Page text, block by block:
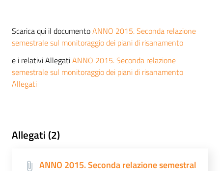
Scarica qui il documentoANNO 2015. Seconda relazione
semestrale sul monitoraggio dei piani di risanamento
e i relativi AllegatiANNO 2015. Seconda relazione
semestrale sul monitoraggio dei piani di risanamento
Allegati
Allegati (2)
ANNO 2015. Seconda relazione semestral